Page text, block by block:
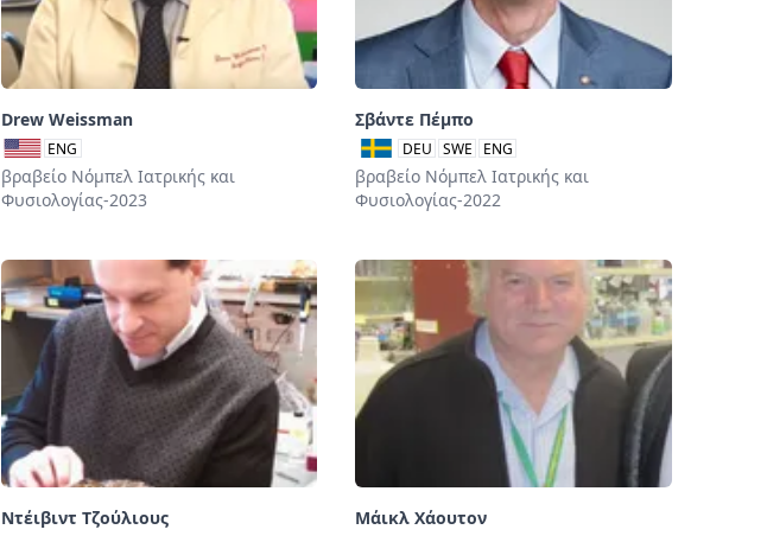
Drew Weissman
ENG
βραβείο Νόμπελ Ιατρικής και
Φυσιολογίας-2023
Σβάντε Πέμπο
DEU SWE ENG
βραβείο Νόμπελ Ιατρικής και
Φυσιολογίας-2022
Ντέιβιντ Τζούλιους Μάικλ Χάουτον